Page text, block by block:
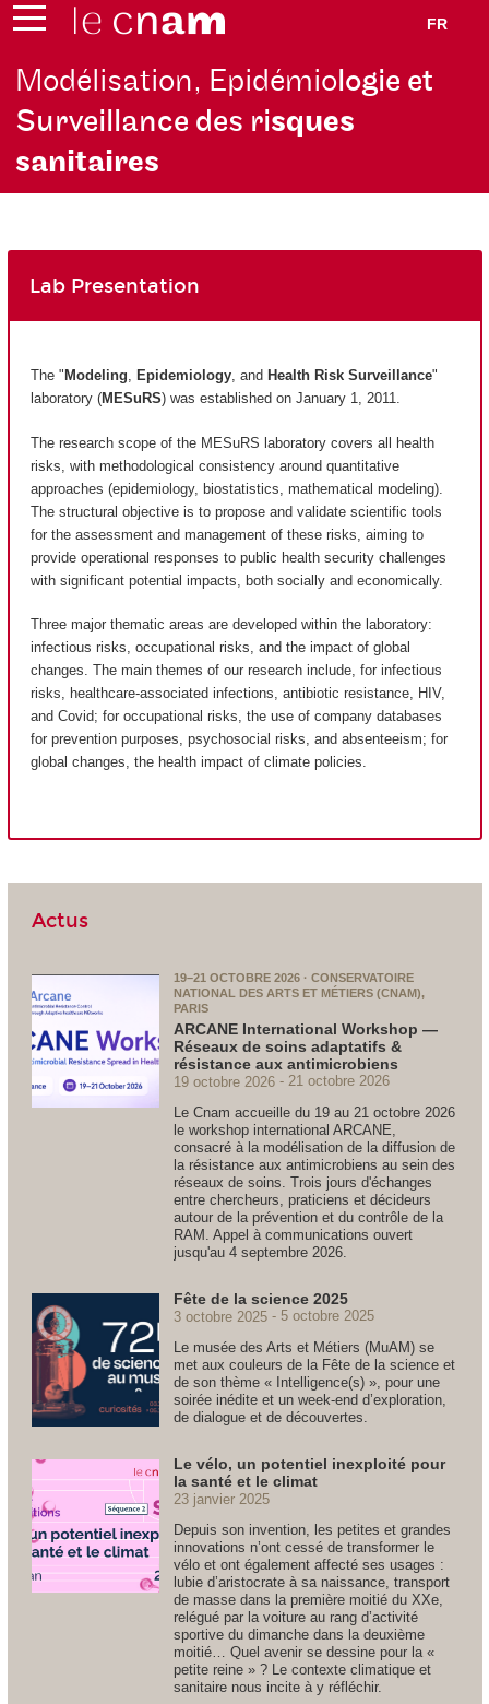
FR
Modélisation, Epidémiologie et
Surveillance des risques
sanitaires
Lab Presentation
The " Modeling, Epidemiology, and Health Risk Surveillance"
laboratory (MESuRS) was established on January 1, 2011.
The research scope of the MESuRS laboratory covers all health
risks, with methodological consistency around quantitative
approaches (epidemiology, biostatistics, mathematical modeling).
The structural objective is to propose and validate scientific tools
for the assessment and management of these risks, aiming to
provide operational responses to public health security challenges
with significant potential impacts, both socially and economically.
Three major thematic areas are developed within the laboratory:
infectious risks, occupational risks, and the impact of global
changes. The main themes of our research include, for infectious
risks, healthcare-associated infections, antibiotic resistance, HIV,
and Covid; for occupational risks, the use of company databases
for prevention purposes, psychosocial risks, and absenteeism; for
global changes, the health impact of climate policies.
Actus
19–21 OCTOBRE 2026 · CONSERVATOIRE
NATIONAL DES ARTS ET MÉTIERS (CNAM),
PARIS
ARCANE International Workshop —
Réseaux de soins adaptatifs &
résistance aux antimicrobiens
19 octobre 2026
21 octobre 2026
Le Cnam accueille du 19 au 21 octobre 2026
le workshop international ARCANE,
consacré à la modélisation de la diffusion de
la résistance aux antimicrobiens au sein des
réseaux de soins. Trois jours d'échanges
entre chercheurs, praticiens et décideurs
autour de la prévention et du contrôle de la
RAM. Appel à communications ouvert
jusqu'au 4 septembre 2026.
Fête de la science 2025
3 octobre 2025
5 octobre 2025
Le musée des Arts et Métiers (MuAM) se
met aux couleurs de la Fête de la science et
de son thème « Intelligence(s) », pour une
soirée inédite et un week-end d’exploration,
de dialogue et de découvertes.
Le vélo, un potentiel inexploité pour
la santé et le climat
23 janvier 2025
Depuis son invention, les petites et grandes
innovations n’ont cessé de transformer le
vélo et ont également affecté ses usages :
lubie d’aristocrate à sa naissance, transport
de masse dans la première moitié du XXe,
relégué par la voiture au rang d’activité
sportive du dimanche dans la deuxième
moitié… Quel avenir se dessine pour la «
petite reine » ? Le contexte climatique et
sanitaire nous incite à y réfléchir.